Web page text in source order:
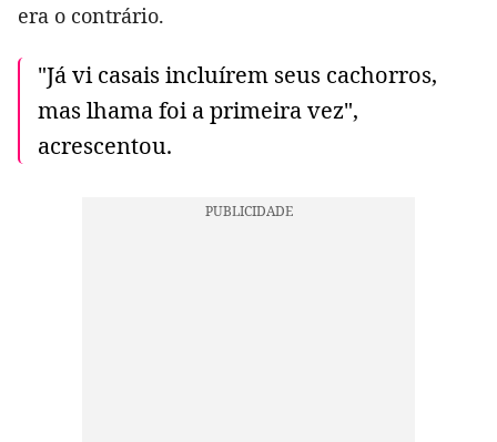
era o contrário.
"Já vi casais incluírem seus cachorros,
mas lhama foi a primeira vez",
acrescentou.